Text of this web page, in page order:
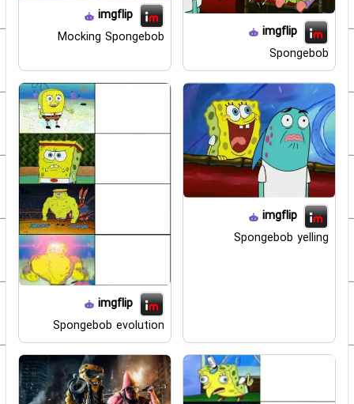
imgflip
Spongebob
imgflip
Mocking Spongebob
imgflip
Spongebob yelling
imgflip
Spongebob evolution